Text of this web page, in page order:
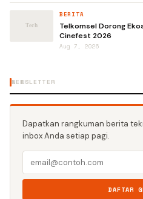
BERITA
Telkomsel Dorong
Cinefest 2026
Aug 7, 2026
NEWSLETTER
Dapatkan rangkuman berita
inbox Anda setiap pagi.
DAFTAR